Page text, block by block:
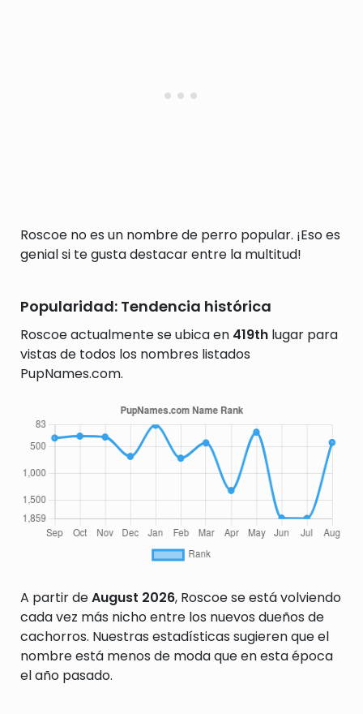
Roscoe no es un nombre de perro popular. ¡Eso es
genial si te gusta destacar entre la multitud!
Popularidad: Tendencia histórica
Roscoe actualmente se ubica en 419th lugar para
vistas de todos los nombres listados
PupNames.com.
A partir deAugust 2026, Roscoe se está volviendo
cada vez más nicho entre los nuevos dueños de
cachorros. Nuestras estadísticas sugieren que el
nombre está menos de moda que en esta época
el año pasado.